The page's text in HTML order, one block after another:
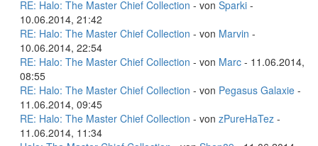
RE: Halo: The Master Chief Collection - von Sparki -
10.06.2014, 21:42
RE: Halo: The Master Chief Collection - von Marvin -
10.06.2014, 22:54
RE: Halo: The Master Chief Collection - von Marc - 11.06.2014,
08:55
RE: Halo: The Master Chief Collection - von Pegasus Galaxie -
11.06.2014, 09:45
RE: Halo: The Master Chief Collection - von zPureHaTez -
11.06.2014, 11:34